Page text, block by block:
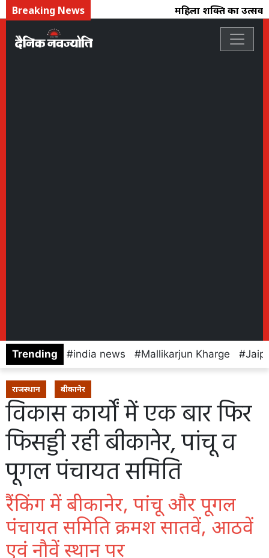
Breaking News महिला शक्ति का उत्सव
Trending india news Mallikarjun Kharge
राजस्थान बीकानेर
विकास कार्यों में एक बार फिर
फिसड्डी रही बीकानेर, पांचू व
पूगल पंचायत समिति
रैंकिंग में बीकानेर, पांचू और पूगल
पंचायत समिति क्रमश सातवें, आठवें
एवं नौवें स्थान पर